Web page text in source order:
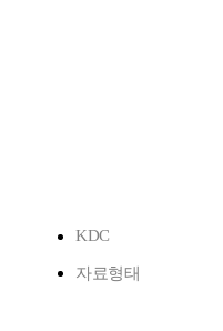
KDC
자료형태